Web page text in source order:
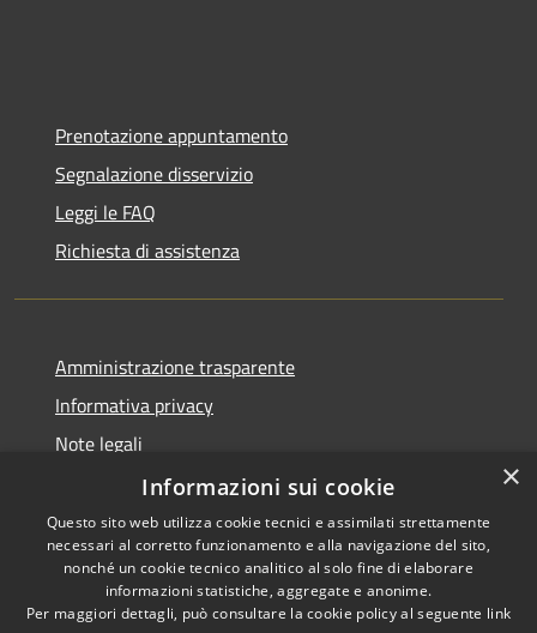
Prenotazione appuntamento
Segnalazione disservizio
Leggi le FAQ
Richiesta di assistenza
Amministrazione trasparente
Informativa privacy
Note legali
Dichiarazione di accessibilità
RSS
Copyright © 2026 • Comune di
×
Informazioni sui cookie
Questo sito web utilizza cookie tecnici e assimilati strettamente
necessari al corretto funzionamento e alla navigazione del sito,
nonché un cookie tecnico analitico al solo fine di elaborare
informazioni statistiche, aggregate e anonime.
Per maggiori dettagli, può consultare la cookie policy al seguente link